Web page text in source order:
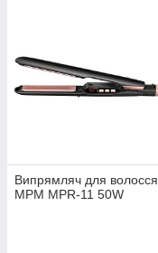
Випрямляч для волосся
MPM MPR-11 50W